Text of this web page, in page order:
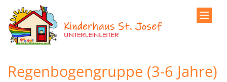
Zum Inhalt springen
Regenbogengruppe (3-6 Jahre)